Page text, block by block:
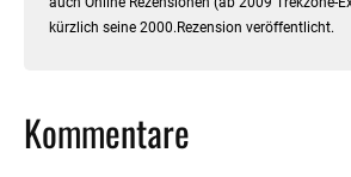
kürzlich seine 2000.Rezension veröffentlicht.
Kommentare